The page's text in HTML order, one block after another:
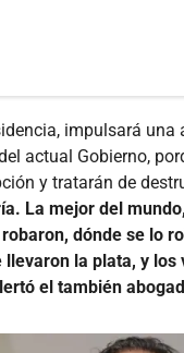
impulsará una
actual Gobierno,
y tratarán de
La mejor del
dónde se lo
llevaron la plata, y los
el también